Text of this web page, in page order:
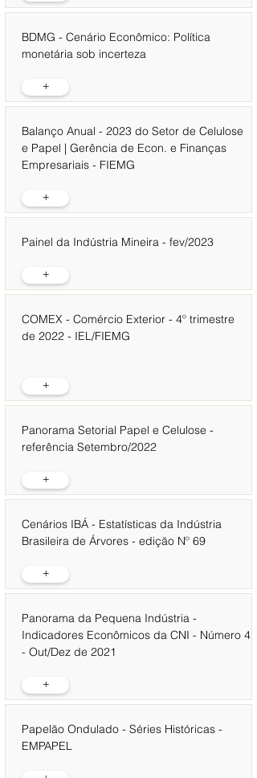
BDMG - Cenário Econômico: Política
monetária sob incerteza
+
Balanço Anual - 2023 do Setor de Celulose
e Papel | Gerência de Econ. e Finanças
Empresariais - FIEMG
+
Painel da Indústria Mineira - fev/2023
+
COMEX - Comércio Exterior - 4º trimestre
de 2022 - IEL/FIEMG
+
Panorama Setorial Papel e Celulose -
referência Setembro/2022
+
Cenários IBÁ - Estatísticas da Indústria
Brasileira de Árvores - edição Nº 69
+
Panorama da Pequena Indústria -
Indicadores Econômicos da CNI - Número 4
- Out/Dez de 2021
+
Papelão Ondulado - Séries Históricas -
EMPAPEL